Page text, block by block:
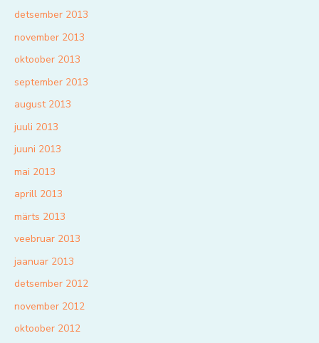
detsember 2013
november 2013
oktoober 2013
september 2013
august 2013
juuli 2013
juuni 2013
mai 2013
aprill 2013
märts 2013
veebruar 2013
jaanuar 2013
detsember 2012
november 2012
oktoober 2012